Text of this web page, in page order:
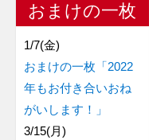
おまけの一枚
1/7(金)
おまけの一枚「2022
年もお付き合いおね
がいします！」
3/15(月)